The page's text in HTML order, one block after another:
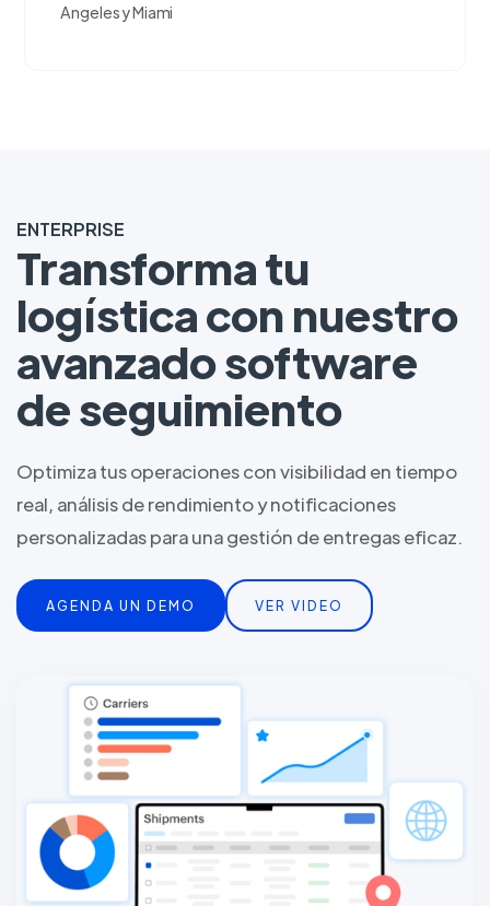
Angeles y Miami
ENTERPRISE
Transforma tu
logística con nuestro
avanzado software
de seguimiento
Optimiza tus operaciones con visibilidad en tiempo
real, análisis de rendimiento y notificaciones
personalizadas para una gestión de entregas eficaz.
AGENDA UN DEMO VER VIDEO